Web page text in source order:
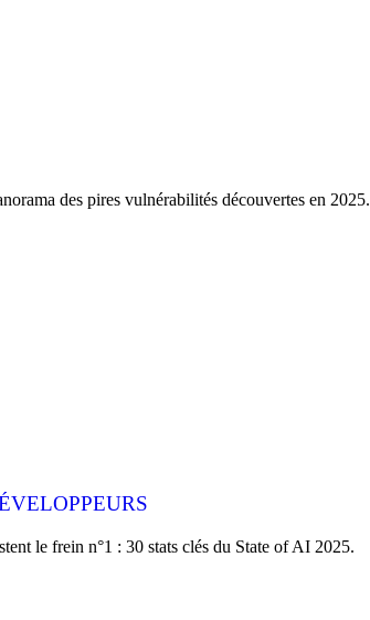
des pires vulnérabilités découvertes en 2025.
le frein n°1 : 30 stats clés du State of AI 2025.